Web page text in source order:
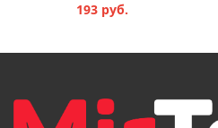
193 руб.